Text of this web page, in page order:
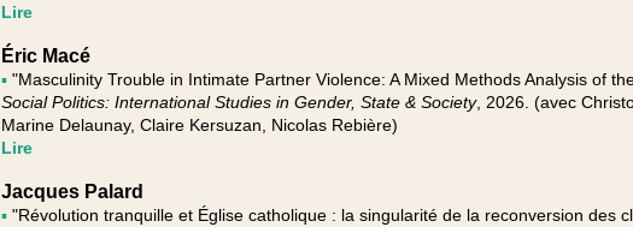
Lire
Éric Macé
▪"Masculinity Trouble in Intimate Partner Violence: A Mixed Methods Analysis of
Social Politics: International Studies in Gender, State & Society, 2026. (avec
Marine Delaunay, Claire Kersuzan, Nicolas Rebière)
Lire
Jacques Palard
▪"Révolution tranquille et Église catholique : la singularité de la reconversion des